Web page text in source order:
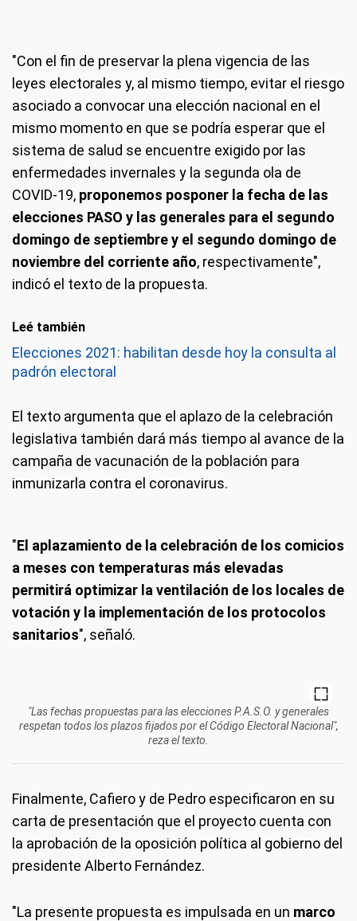
"Con el fin de preservar la plena vigencia de las
leyes electorales y, al mismo tiempo, evitar el riesgo
asociado a convocar una elección nacional en el
mismo momento en que se podría esperar que el
sistema de salud se encuentre exigido por las
enfermedades invernales y la segunda ola de
COVID-19, proponemos posponer la fecha de las
elecciones PASO y las generales para el segundo
domingo de septiembre y el segundo domingo de
noviembre del corriente año, respectivamente",
indicó el texto de la propuesta.
Leé también
Elecciones 2021: habilitan desde hoy la consulta al
padrón electoral
El texto argumenta que el aplazo de la celebración
legislativa también dará más tiempo al avance de la
campaña de vacunación de la población para
inmunizarla contra el coronavirus.
"El aplazamiento de la celebración de los comicios
a meses con temperaturas más elevadas
permitirá optimizar la ventilación de los locales de
votación y la implementación de los protocolos
sanitarios", señaló.
"Las fechas propuestas para las elecciones P.A.S.O. y generales
respetan todos los plazos fijados por el Código Electoral Nacional",
reza el texto.
Finalmente, Cafiero y de Pedro especificaron en su
carta de presentación que el proyecto cuenta con
la aprobación de la oposición política al gobierno del
presidente Alberto Fernández.
"La presente propuesta es impulsada en un marco